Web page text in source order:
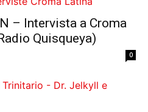
– Intervista a Croma
Quisqueya)
0